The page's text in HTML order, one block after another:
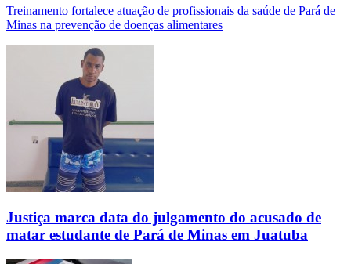
Treinamento fortalece atuação de profissionais da saúde de Pará de
Minas na prevenção de doenças alimentares
Justiça marca data do julgamento do acusado de
matar estudante de Pará de Minas em Juatuba